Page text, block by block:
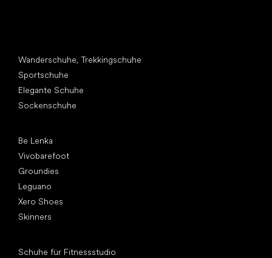
Wanderschuhe, Trekkingschuhe
Sportschuhe
Elegante Schuhe
Sockenschuhe
Be Lenka
Vivobarefoot
Groundies
Leguano
Xero Shoes
Skinners
Schuhe für Fitnessstudio